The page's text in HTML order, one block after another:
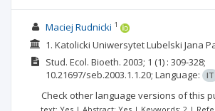
Maciej Rudnicki 1
1. Katolicki Uniwersytet Lubelski Jana
Stud. Ecol. Bioeth. 2003; 1 (1) : 309-328;
10.21697/seb.2003.1.1.20; Language: IT
Check other language versions of this